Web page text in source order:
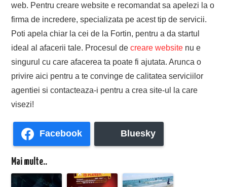
web. Pentru creare website e recomandat sa apelezi la o
firma de incredere, specializata pe acest tip de servicii.
Poti apela chiar la cei de la Fortin, pentru a da startul
ideal al afacerii tale. Procesul decreare website nu e
singurul cu care afacerea ta poate fi ajutata. Arunca o
privire aici pentru a te convinge de calitatea serviciilor
agentiei si contacteaza-i pentru a crea site-ul la care
visezi!
Facebook Bluesky
Mai multe..